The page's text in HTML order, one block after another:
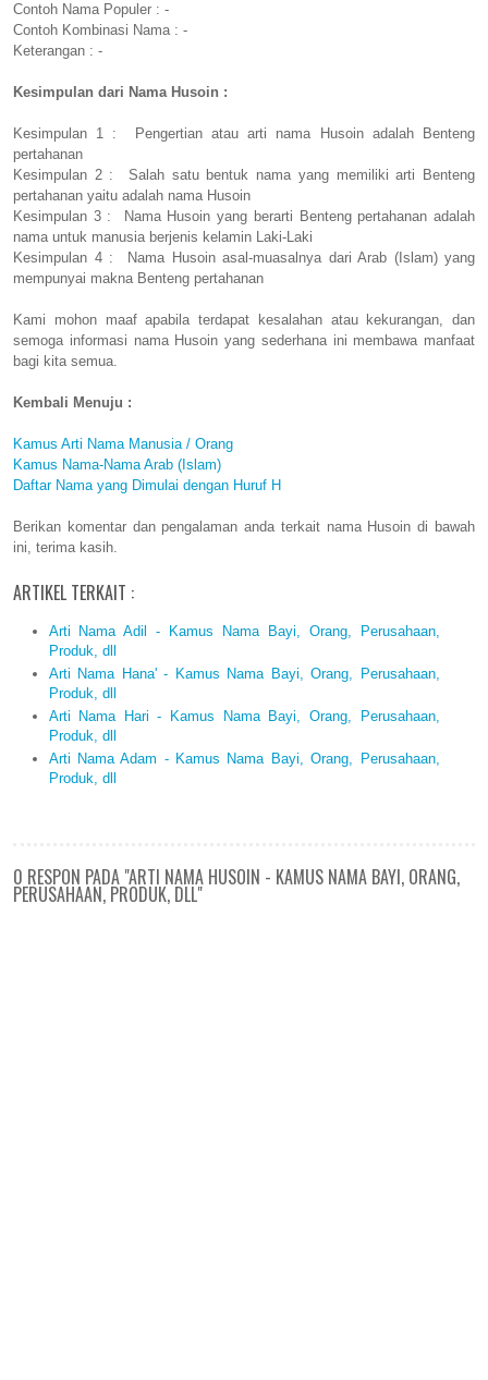
Contoh Nama Populer : -
Contoh Kombinasi Nama : -
Keterangan : -
Kesimpulan dari Nama Husoin :
Kesimpulan 1 : Pengertian atau arti nama Husoin adalah Benteng
pertahanan
Kesimpulan 2 : Salah satu bentuk nama yang memiliki arti Benteng
pertahanan yaitu adalah nama Husoin
Kesimpulan 3 : Nama Husoin yang berarti Benteng pertahanan adalah
nama untuk manusia berjenis kelamin Laki-Laki
Kesimpulan 4 : Nama Husoin asal-muasalnya dari Arab (Islam) yang
mempunyai makna Benteng pertahanan
Kami mohon maaf apabila terdapat kesalahan atau kekurangan, dan
semoga informasi nama Husoin yang sederhana ini membawa manfaat
bagi kita semua.
Kembali Menuju :
Kamus Arti Nama Manusia / Orang
Kamus Nama-Nama Arab (Islam)
Daftar Nama yang Dimulai dengan Huruf H
Berikan komentar dan pengalaman anda terkait nama Husoin di bawah
ini, terima kasih.
ARTIKEL TERKAIT :
Arti Nama Adil - Kamus Nama Bayi, Orang, Perusahaan,
Produk, dll
Arti Nama Hana' - Kamus Nama Bayi, Orang, Perusahaan,
Produk, dll
Arti Nama Hari - Kamus Nama Bayi, Orang, Perusahaan,
Produk, dll
Arti Nama Adam - Kamus Nama Bayi, Orang, Perusahaan,
Produk, dll
0 RESPON PADA "ARTI NAMA HUSOIN - KAMUS NAMA BAYI, ORANG,
PERUSAHAAN, PRODUK, DLL"